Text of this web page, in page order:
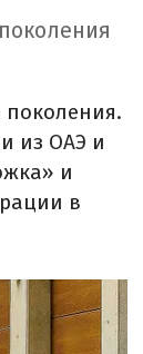
из ОАЭ и
и
в